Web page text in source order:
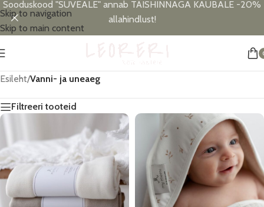
Skip to navigation
Skip to main content
Sooduskood "SUVEALE" annab TÄISHINNAGA KAUBALE -20%
allahindlust!
Esileht/Vanni- ja uneaeg
Filtreeri tooteid